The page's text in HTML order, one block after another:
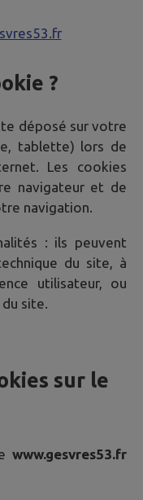
?
déposé sur votre
tablette) lors de
Les cookies
navigateur et de
navigation.
: ils peuvent
du site, à
utilisateur, ou
site.
sur le
www.gesvres53.fr